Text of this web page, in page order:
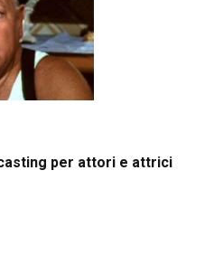
per attori e attrici